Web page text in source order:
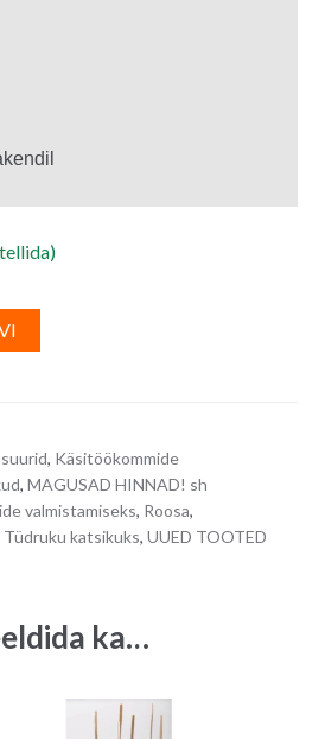
n
a
t
e
:
, Käsitöökommide
, MAGUSAD HINNAD! sh
valmistamiseks, Roosa,
Tüdruku katsikuks, UUED TOOTED
ka…